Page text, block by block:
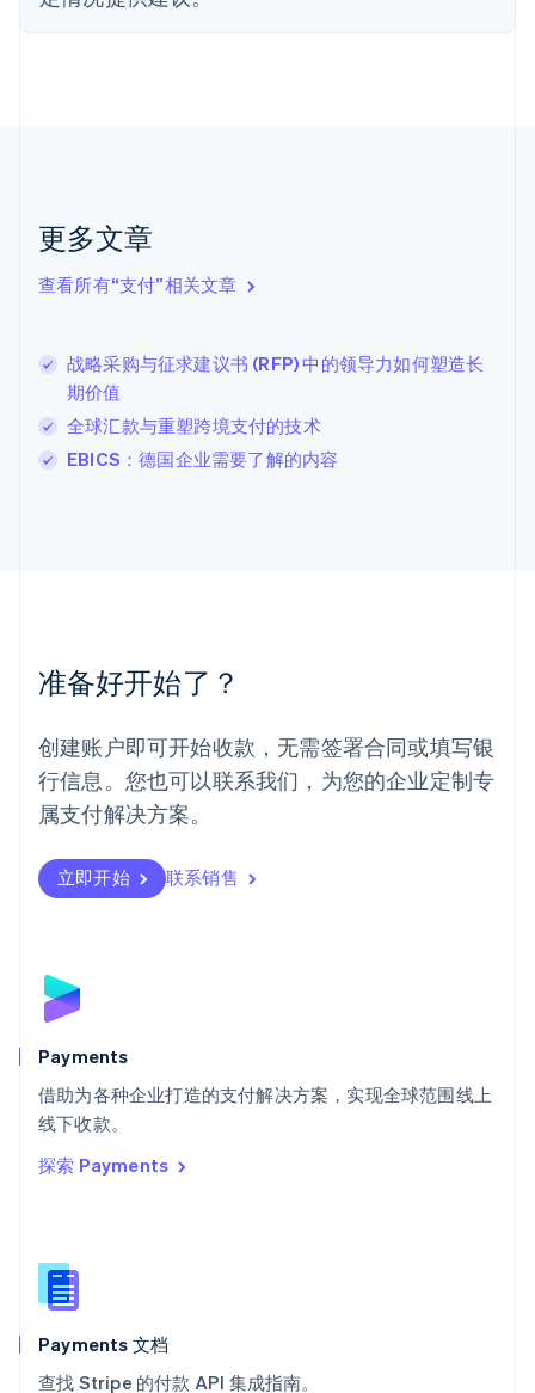
更多文章
查看所有“支付”相关文章
战略采购与征求建议书 (RFP) 中的领导力如何塑造长
期价值
全球汇款与重塑跨境支付的技术
EBICS：德国企业需要了解的内容
准备好开始了？
创建账户即可开始收款，无需签署合同或填写银
行信息。您也可以联系我们，为您的企业定制专
属支付解决方案。
立即开始 联系销售
Payments
借助为各种企业打造的支付解决方案，实现全球范围线上
线下收款。
探索 Payments
Payments 文档
查找 Stripe 的付款 API 集成指南。
芬兰
EnglishSvenska
English Italiano
拉脱维亚
立陶宛
DeutschEnglish
卢森堡
罗马尼亚
English
挪威
葡萄牙
Português English
日本
日本語English
瑞典
瑞士
DeutschFrançais
English
斯洛文尼亚
泰国
ไทยEnglish
希腊
English
西班牙
新西兰
English
匈牙利
English
ItalianoEnglish